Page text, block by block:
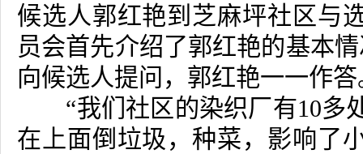
候选人郭红艳到芝麻坪社区与
员会首先介绍了郭红艳的基本
向候选人提问，郭红艳一一作答
“我们社区的染织厂有10多
在上面倒垃圾，种菜，影响了